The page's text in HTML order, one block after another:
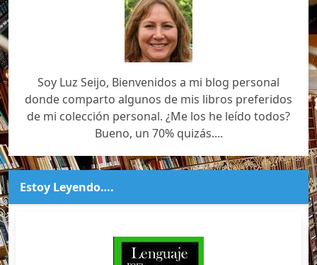
Soy Luz Seijo, Bienvenidos a mi blog personal
donde comparto algunos de mis libros preferidos
de mi colección personal. ¿Me los he leído todos?
Bueno, un 70% quizás....
Estoy Leyendo….